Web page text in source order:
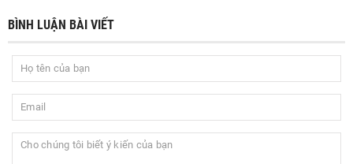
BÌNH LUẬN BÀI VIẾT